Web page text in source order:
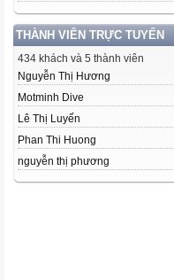
THÀNH VIÊN TRỰC TUYẾN
434 khách và 5 thành viên
Nguyễn Thị Hương
Motminh Dive
Lê Thị Luyến
Phan Thi Huong
nguyễn thị phương